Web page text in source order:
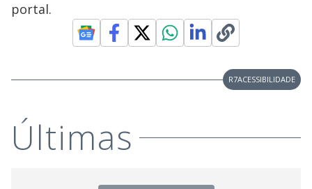
portal.
R7ACESSIBILIDADE
Últimas